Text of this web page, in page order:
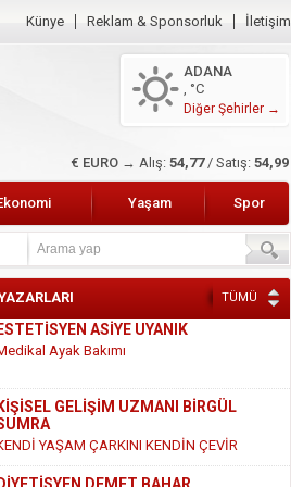
Künye Reklam & Sponsorluk İletişim
ADANA
, °C
Diğer Şehirler →
$ DOLAR → Alış: 47,45/ Satış: 47,65
Yaşam Spor
TÜMÜ
GELİŞİM UZMANI BİRGÜL
DEMET BAHAR
VE SÜT ÜRÜNLERİ HAKKINDAKİ